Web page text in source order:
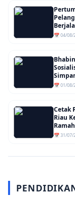
📅 04/08/
📅 01/08/
Cetak
Riau
📅 31/07/